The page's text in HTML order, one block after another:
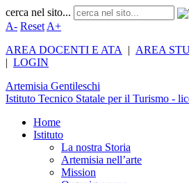
cerca nel sito...
A- Reset A+
AREA DOCENTI E ATA
| AREA
| LOGIN
Artemisia Gentileschi
Istituto Tecnico Statale per il Turismo -
Home
Istituto
La nostra Storia
Artemisia nell’arte
Mission